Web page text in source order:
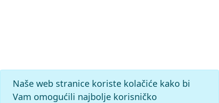
Naše web stranice koriste kolačiće kako bi
Vam omogućili najbolje korisničko